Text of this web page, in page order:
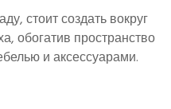
стоит создать вокруг
обогатив пространство
и аксессуарами.